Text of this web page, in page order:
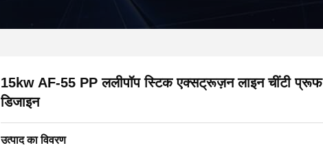
15kw AF-55 PP ललीपॉप स्टिक एक्सट्रूज़न लाइन चींटी प्रूफ
डिजाइन
उत्पाद का विवरण